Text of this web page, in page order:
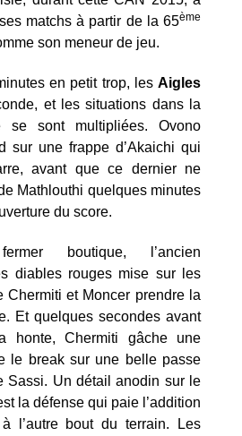
matchs à partir de la 65ème
son meneur de jeu.
en petit trop, les Aigles
et les situations dans la
se sont multipliées. Ovono
sur une frappe d’Akaichi qui
avant que ce dernier ne
Mathlouthi quelques minutes
du score.
boutique, l’ancien
diables rouges mise sur les
Chermiti et Moncer prendre la
Et quelques secondes avant
honte, Chermiti gâche une
le break sur une belle passe
Sassi. Un détail anodin sur le
la défense qui paie l’addition
l’autre bout du terrain. Les